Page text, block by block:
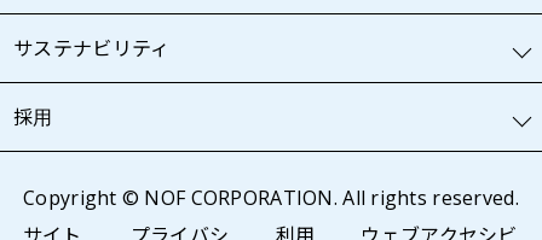
サステナビリティ
採用
Copyright © NOF CORPORATION. All rights reserved.